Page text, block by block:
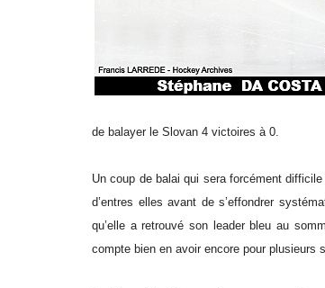
de balayer le Slovan 4 victoires à 0.
Un coup de balai qui sera forcément
d’entres elles avant de s’effondrer
qu’elle a retrouvé son leader bleu au
compte bien en avoir encore pour plusieurs